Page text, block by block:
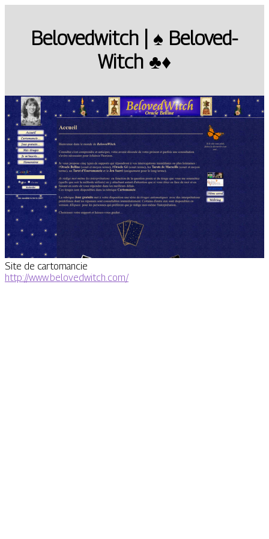
Belovedwitch | ♠ Belo­ved­
Witch ♣♦
Site de cartomancie
http://www.belovedwitch.com/